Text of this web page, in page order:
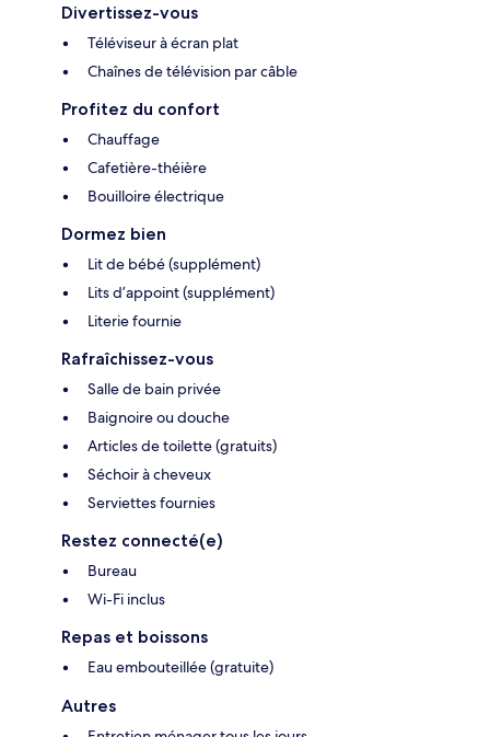
Divertissez-vous
Téléviseur à écran plat
Chaînes de télévision par câble
Profitez du confort
Chauffage
Cafetière-théière
Bouilloire électrique
Dormez bien
Lit de bébé (supplément)
Lits d’appoint (supplément)
Literie fournie
Rafraîchissez-vous
Salle de bain privée
Baignoire ou douche
Articles de toilette (gratuits)
Séchoir à cheveux
Serviettes fournies
Restez connecté(e)
Bureau
Wi-Fi inclus
Repas et boissons
Eau embouteillée (gratuite)
Autres